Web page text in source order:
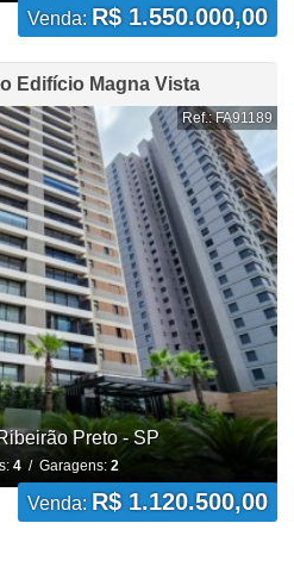
Venda: R$ 1.550.000,00
Edifício Magna Vista
Ref.: FA91189
Preto - SP
4/ Garagens: 2
Venda: R$ 1.120.500,00